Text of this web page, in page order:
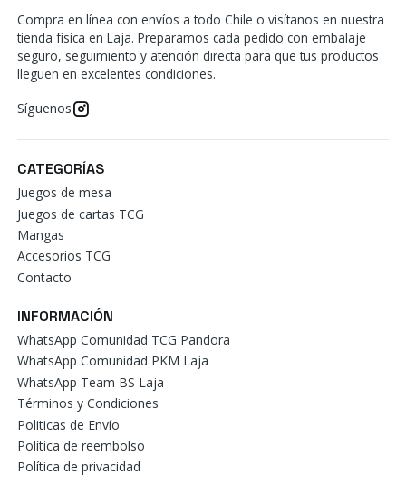
Compra en línea con envíos a todo Chile o visítanos en nuestra
tienda física en Laja. Preparamos cada pedido con embalaje
seguro, seguimiento y atención directa para que tus productos
lleguen en excelentes condiciones.
Síguenos
CATEGORÍAS
Juegos de mesa
Juegos de cartas TCG
Mangas
Accesorios TCG
Contacto
INFORMACIÓN
WhatsApp Comunidad TCG Pandora
WhatsApp Comunidad PKM Laja
WhatsApp Team BS Laja
Términos y Condiciones
Politicas de Envío
Política de reembolso
Política de privacidad